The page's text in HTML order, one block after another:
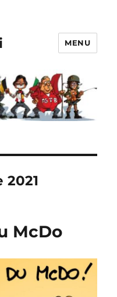
MENU
2021
McDo